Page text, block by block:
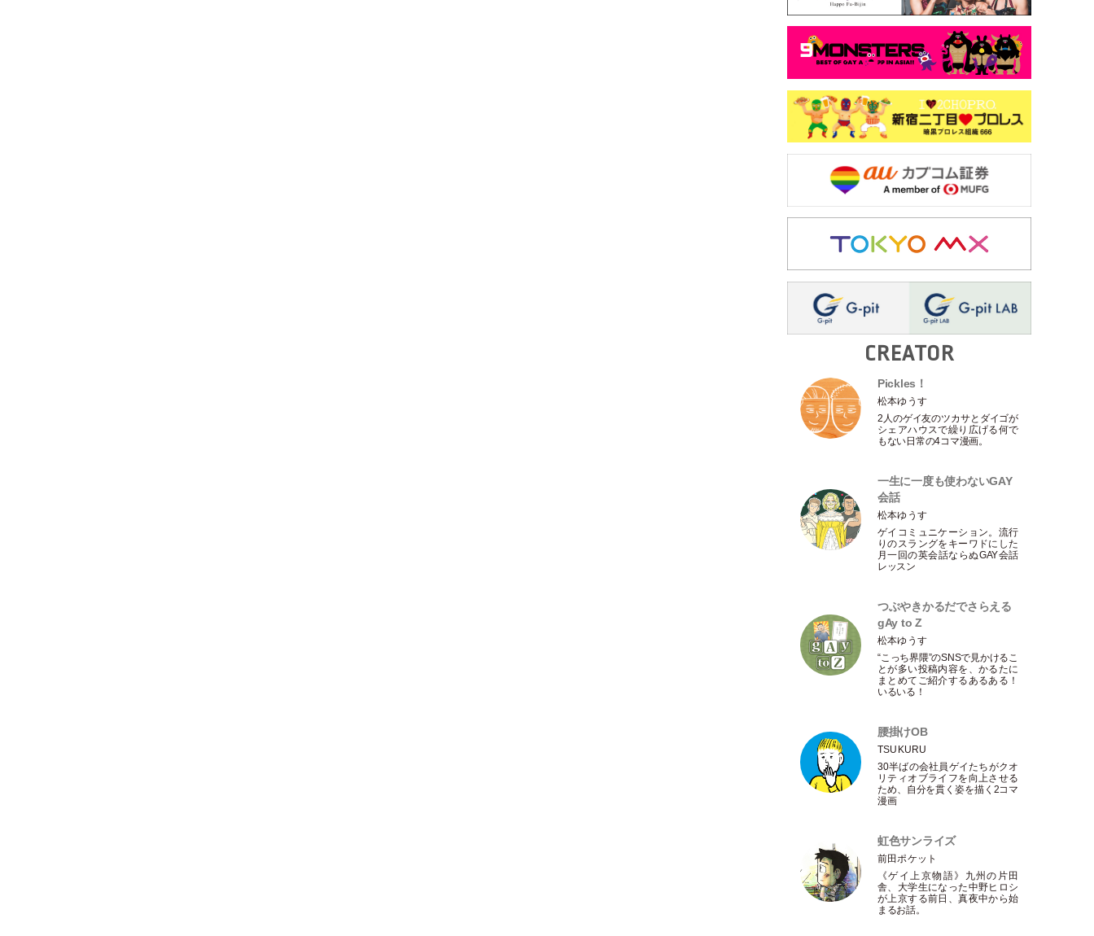
CREATOR
Pickles！
松本ゆうす
2人のゲイ友のツカサとダイゴが
シェアハウスで繰り広げる何で
もない日常の4コマ漫画。
一生に一度も使わないGAY
会話
松本ゆうす
ゲイコミュニケーション。流行
りのスラングをキーワドにした
月一回の英会話ならぬGAY会話
レッスン
つぶやきかるだでさらえる
gAy to Z
松本ゆうす
“こっち界隈”のSNSで見かけるこ
とが多い投稿内容を、かるたに
まとめてご紹介するあるある！
いるいる！
腰掛けOB
TSUKURU
30半ばの会社員ゲイたちがクオ
リティオブライフを向上させる
ため、自分を貫く姿を描く2コマ
漫画
虹色サンライズ
前田ポケット
《ゲイ上京物語》九州の片田
舎、大学生になった中野ヒロシ
が上京する前日、真夜中から始
まるお話。